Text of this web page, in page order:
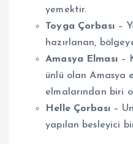
yemektir.
Toyga Çorbası–
hazırlanan,
Amasya Elması–
ünlü olan Amasya
elmalarından biri
Helle Çorbası–
yapılan besleyici